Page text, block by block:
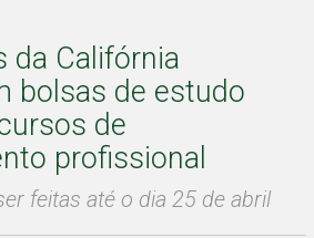
da Califórnia
bolsas de estudo
de
profissional
feitas até o dia 25 de abril